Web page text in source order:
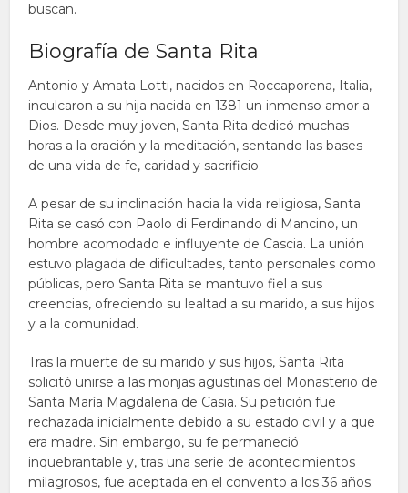
buscan.
Biografía de Santa Rita
Antonio y Amata Lotti, nacidos en Roccaporena, Italia,
inculcaron a su hija nacida en 1381 un inmenso amor a
Dios. Desde muy joven, Santa Rita dedicó muchas
horas a la oración y la meditación, sentando las bases
de una vida de fe, caridad y sacrificio.
A pesar de su inclinación hacia la vida religiosa, Santa
Rita se casó con Paolo di Ferdinando di Mancino, un
hombre acomodado e influyente de Cascia. La unión
estuvo plagada de dificultades, tanto personales como
públicas, pero Santa Rita se mantuvo fiel a sus
creencias, ofreciendo su lealtad a su marido, a sus hijos
y a la comunidad.
Tras la muerte de su marido y sus hijos, Santa Rita
solicitó unirse a las monjas agustinas del Monasterio de
Santa María Magdalena de Casia. Su petición fue
rechazada inicialmente debido a su estado civil y a que
era madre. Sin embargo, su fe permaneció
inquebrantable y, tras una serie de acontecimientos
milagrosos, fue aceptada en el convento a los 36 años.